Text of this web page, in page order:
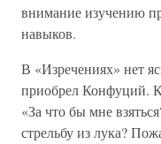
внимание изучению
навыков.
В «Изречениях» нет
приобрел Конфуций.
«За что бы мне
стрельбу из лука?